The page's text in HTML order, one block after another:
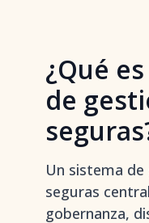
¿Qué
de
Un sistema
seguras
gobernanza,